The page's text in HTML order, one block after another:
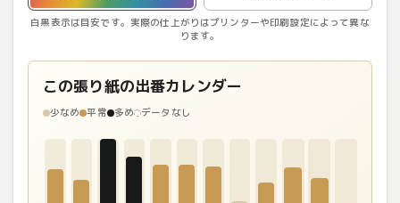
白黒表示は目安です。実際の仕上がりはプリンターや印刷設定によって異な
ります。
この張り紙の出番カレンダー
少なめ 平常 多め データなし